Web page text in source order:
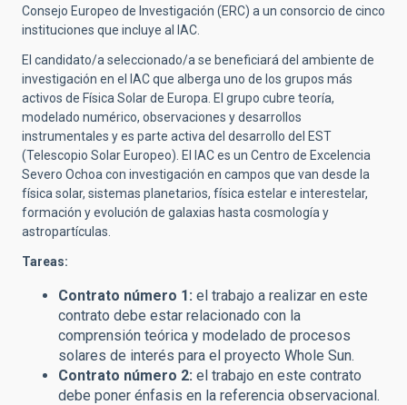
Consejo Europeo de Investigación (ERC) a un consorcio de cinco
instituciones que incluye al IAC.
El candidato/a seleccionado/a se beneficiará del ambiente de
investigación en el IAC que alberga uno de los grupos más
activos de Física Solar de Europa. El grupo cubre teoría,
modelado numérico, observaciones y desarrollos
instrumentales y es parte activa del desarrollo del EST
(Telescopio Solar Europeo). El IAC es un Centro de Excelencia
Severo Ochoa con investigación en campos que van desde la
física solar, sistemas planetarios, física estelar e interestelar,
formación y evolución de galaxias hasta cosmología y
astropartículas.
Tareas:
Contrato número 1: el trabajo a realizar en este
contrato debe estar relacionado con la
comprensión teórica y modelado de procesos
solares de interés para el proyecto Whole Sun.
Contrato número 2: el trabajo en este contrato
debe poner énfasis en la referencia observacional.